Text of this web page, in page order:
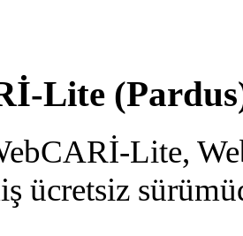
Lite
Lite,
ücretsiz